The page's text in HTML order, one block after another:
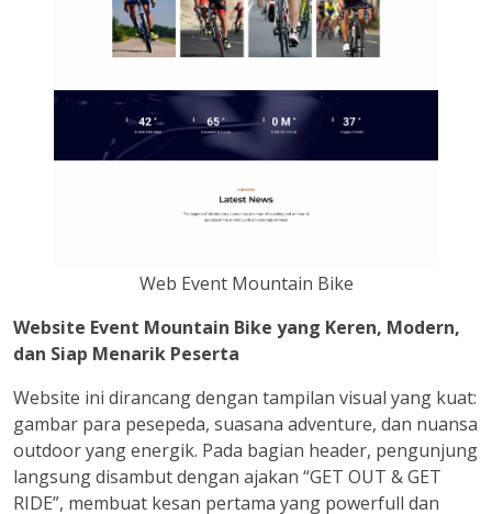
Web Event Mountain Bike
Website Event Mountain Bike yang Keren, Modern,
dan Siap Menarik Peserta
Website ini dirancang dengan tampilan visual yang kuat:
gambar para pesepeda, suasana adventure, dan nuansa
outdoor yang energik. Pada bagian header, pengunjung
langsung disambut dengan ajakan “GET OUT & GET
RIDE”, membuat kesan pertama yang powerfull dan